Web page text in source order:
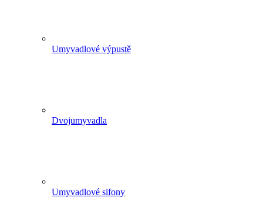
Umyvadlové výpustě
Dvojumyvadla
Umyvadlové sifony